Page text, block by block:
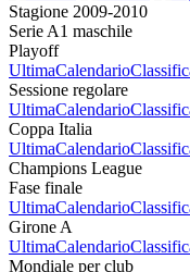
Stagione 2009-2010
Serie A1 maschile
Playoff
UltimaCalendario
Sessione regolare
UltimaCalendario
Coppa Italia
UltimaCalendario
Champions League
Fase finale
UltimaCalendario
Girone A
UltimaCalendario
Mondiale per club